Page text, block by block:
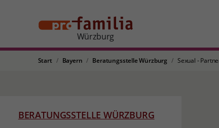
Würzburg
Start Bayern Beratungsstelle Würzburg Sexual -
BERATUNGSSTELLE WÜRZBURG